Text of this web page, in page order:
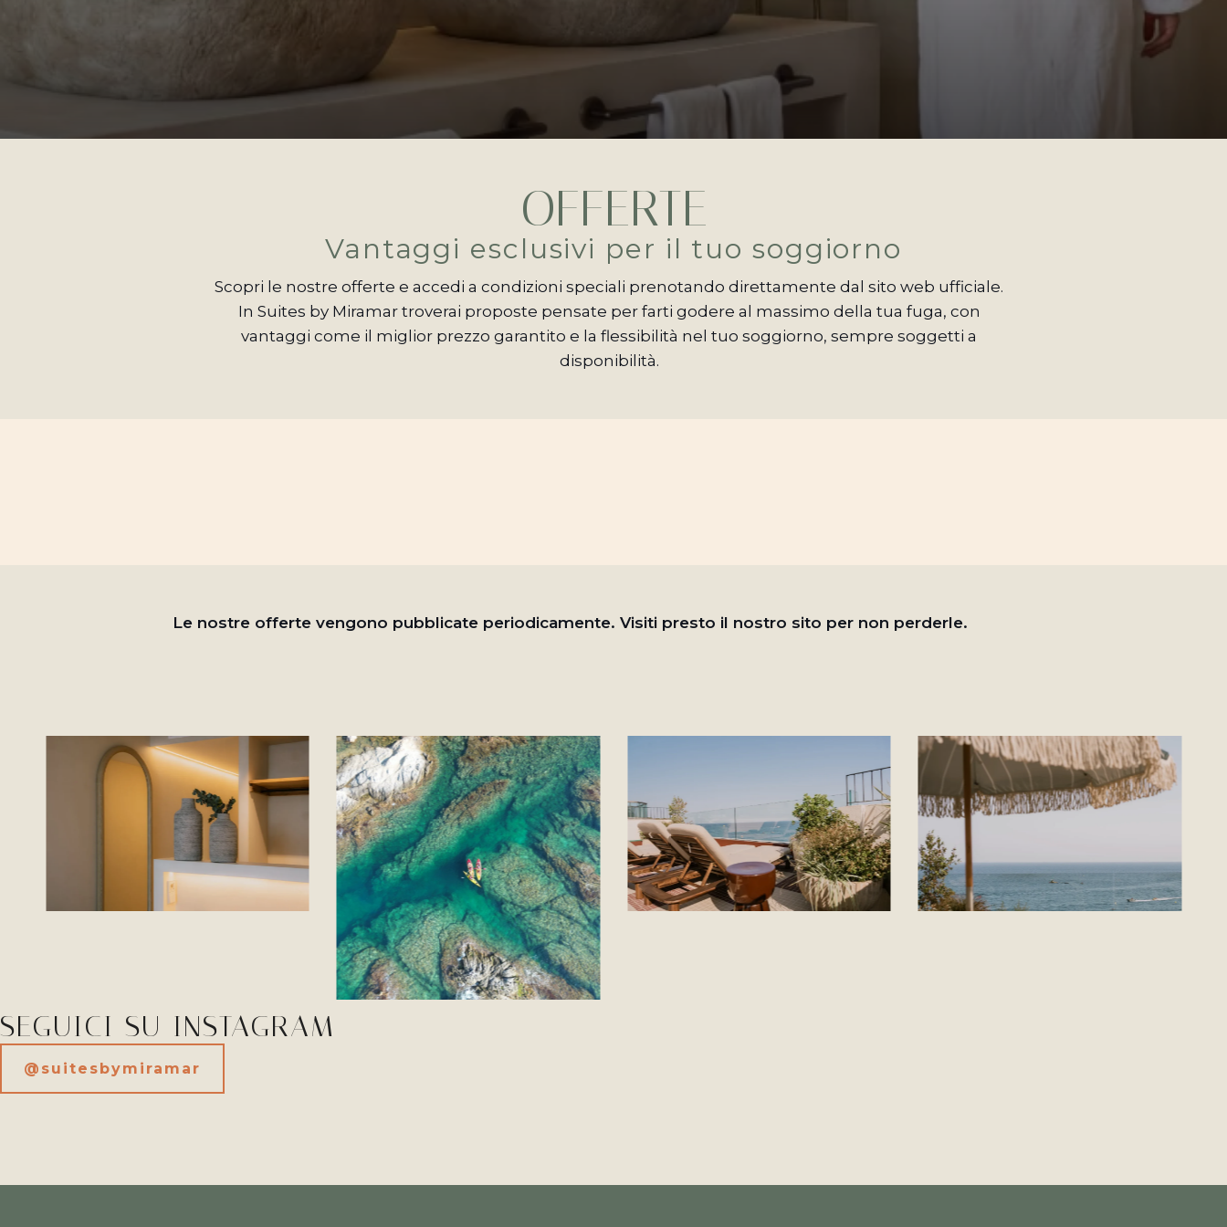
OFFERTE
Vantaggi esclusivi per il tuo soggiorno
Scopri le nostre offerte e accedi a condizioni speciali prenotando direttamente dal sito web ufficiale.
In Suites by Miramar troverai proposte pensate per farti godere al massimo della tua fuga, con
vantaggi come il miglior prezzo garantito e la flessibilità nel tuo soggiorno, sempre soggetti a
disponibilità.
Le nostre offerte vengono pubblicate periodicamente. Visiti presto il nostro sito per non perderle.
SEGUICI SU INSTAGRAM
@suitesbymiramar